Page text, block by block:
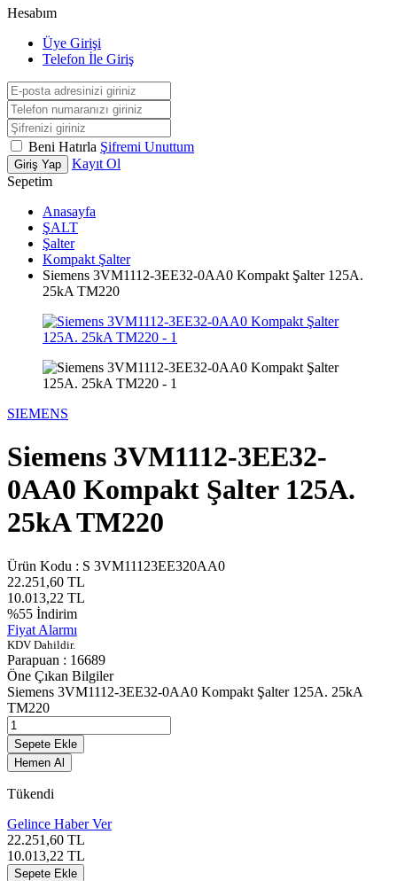
Hesabım
Üye Girişi
Telefon İle Giriş
Beni Hatırla Şifremi Unuttum
Giriş Yap
Kayıt Ol
Sepetim
Anasayfa
ŞALT
Şalter
Kompakt Şalter
Siemens 3VM1112-3EE32-0AA0 Kompakt Şalter 125A.
25kA TM220
SIEMENS
Siemens 3VM1112-3EE32-
0AA0 Kompakt Şalter 125A.
25kA TM220
Ürün Kodu : S 3VM11123EE320AA0
22.251,60 TL
10.013,22 TL
%55 İndirim
Fiyat Alarmı
KDV Dahildir.
Parapuan : 16689
Öne Çıkan Bilgiler
Siemens 3VM1112-3EE32-0AA0 Kompakt Şalter 125A. 25kA
TM220
Sepete Ekle
Hemen Al
Tükendi
Gelince Haber Ver
22.251,60 TL
10.013,22 TL
Sepete Ekle